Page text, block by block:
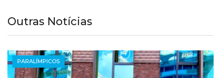
Outras Notícias
PARALÍMPICOS